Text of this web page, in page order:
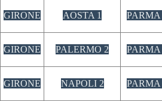
GIRONE AOSTA 1 PARMA
GIRONE PALERMO 2 PARMA
GIRONE NAPOLI 2 PARMA